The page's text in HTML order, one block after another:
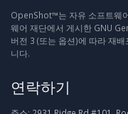
OpenShot™는 자유 소프트웨
웨어 재단에서 게시한 GNU
버전 3 (또는 옵션)에 따라 재
니다.
연락하기